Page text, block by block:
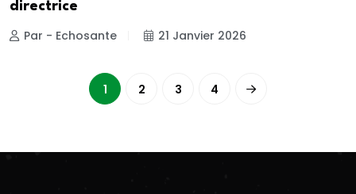
directrice
Par - Echosante 21 Janvier 2026
1 2 3 4